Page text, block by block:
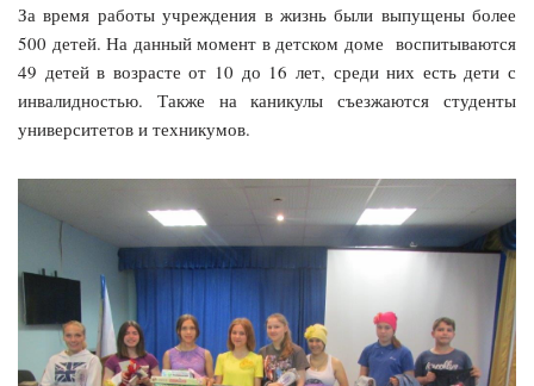
За время работы учреждения в жизнь были выпущены более
500 детей. На данный момент в детском доме воспитываются
49 детей в возрасте от 10 до 16 лет, среди них есть дети с
инвалидностью. Также на каникулы съезжаются студенты
университетов и техникумов.